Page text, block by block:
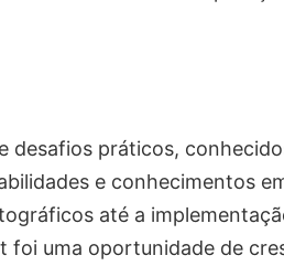
desafios práticos,
e conhecimentos
até a
foi uma oportunidade de